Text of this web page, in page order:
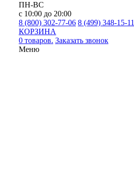
ПН-ВС
с 10:00 до 20:00
8 (800) 302-77-06 8 (499) 348-15-11
КОРЗИНА
0 товаров. Заказать звонок
Меню